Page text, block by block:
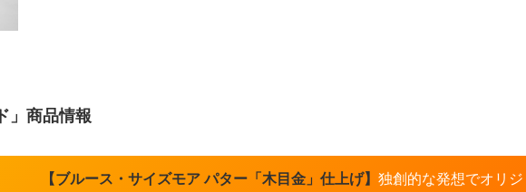
」商品情報
【ブルース・サイズモア パター「木目金」仕上げ】 独創的な発想でオリジ